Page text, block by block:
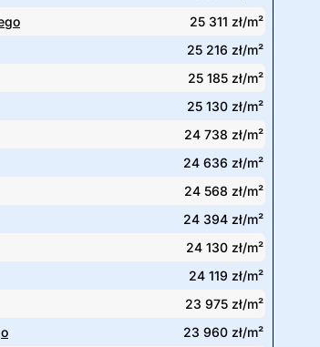
25 311 zł/m²
25 216 zł/m²
25 185 zł/m²
25 130 zł/m²
24 738 zł/m²
24 636 zł/m²
24 568 zł/m²
24 394 zł/m²
24 130 zł/m²
24 119 zł/m²
23 975 zł/m²
23 960 zł/m²